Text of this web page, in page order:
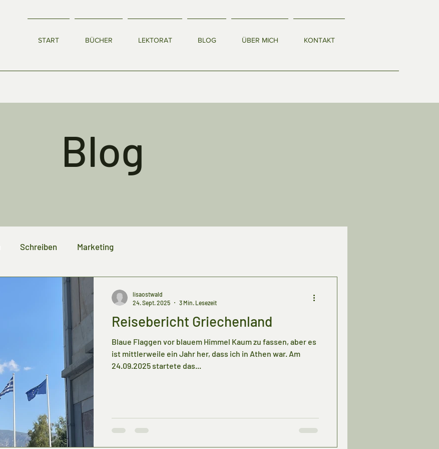
START BÜCHER LEKTORAT BLOG ÜBER MICH KONTAKT
Blog
Schreiben Marketing
Reisebericht Griechenland
Blaue Flaggen vor blauem Himmel Kaum zu fassen, aber es
ist mittlerweile ein Jahr her, dass ich in Athen war. Am
24.09.2025 startete das...
lisaostwald
24. Sept. 2025
3 Min. Lesezeit